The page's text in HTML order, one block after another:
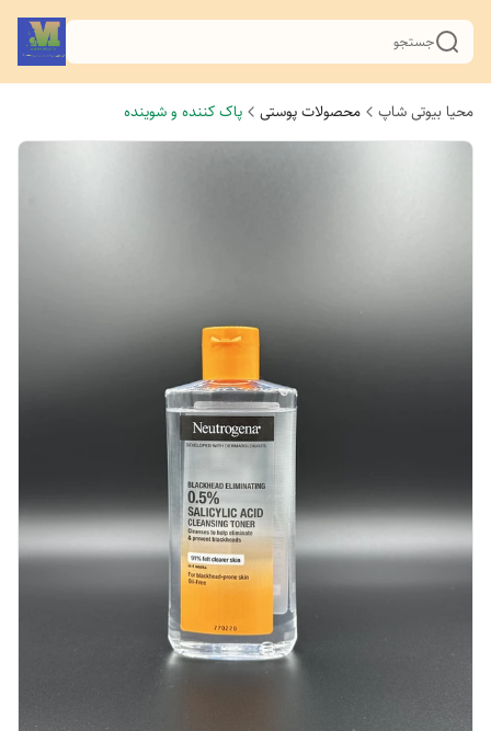
جستجو
محیا بیوتی شاپ محصولات پوستی پاک کننده و شوینده